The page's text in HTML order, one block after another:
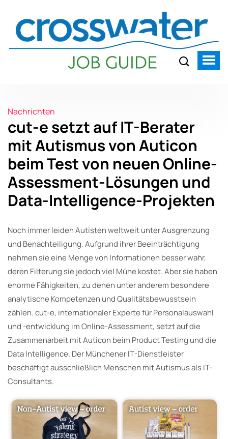
Nachrichten
cut-e setzt auf IT-Berater
mit Autismus von Auticon
beim Test von neuen Online-
Assessment-Lösungen und
Data-Intelligence-Projekten
Noch immer leiden Autisten weltweit unter Ausgrenzung
und Benachteiligung. Aufgrund ihrer Beeinträchtigung
nehmen sie eine Menge von Informationen besser wahr,
deren Filterung sie jedoch viel Mühe kostet. Aber sie haben
enorme Fähigkeiten, zu denen unter anderem besondere
analytische Kompetenzen und Qualitätsbewusstsein
zählen. cut-e, internationaler Experte für Personalauswahl
und -entwicklung im Online-Assessment, setzt auf die
Zusammenarbeit mit Auticon beim Product Testing und die
Data Intelligence. Der Münchener IT-Dienstleister
beschäftigt ausschließlich Menschen mit Autismus als IT-
Consultants.